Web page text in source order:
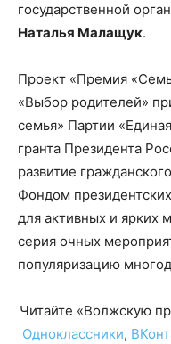
государственной
Наталья Малащук.
Проект «Премия
«Выбор родителей»
семья» Партии
гранта Президента
развитие
Фондом
для активных и ярких
серия очных
популяризацию
Читайте «Волжскую
Одноклассники,